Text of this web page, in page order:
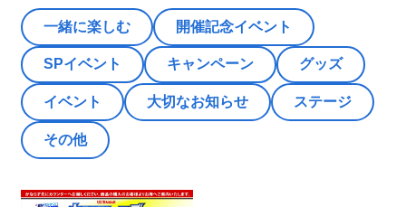
一緒に楽しむ 開催記念イベント
SPイベント キャンペーン グッズ
イベント 大切なお知らせ ステージ
その他